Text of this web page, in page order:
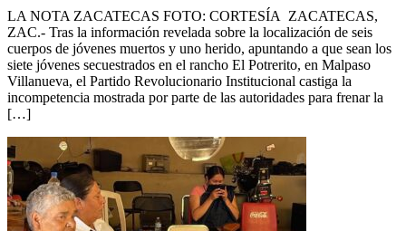
LA NOTA ZACATECAS FOTO: CORTESÍA ZACATECAS,
ZAC.- Tras la información revelada sobre la localización de seis
cuerpos de jóvenes muertos y uno herido, apuntando a que sean los
siete jóvenes secuestrados en el rancho El Potrerito, en Malpaso
Villanueva, el Partido Revolucionario Institucional castiga la
incompetencia mostrada por parte de las autoridades para frenar la
[…]